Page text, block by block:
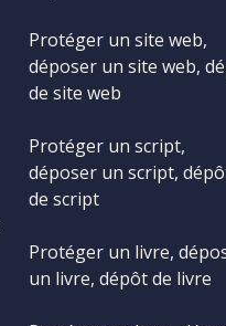
Protéger un site web,
déposer un site web,
de site web
Protéger un script,
déposer un script,
de script
Protéger un livre,
un livre, dépôt de livre